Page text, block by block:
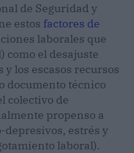
de Seguridad y
estos factores de
laborales que
como el desajuste
los escasos recursos
documento técnico
colectivo de
propenso a
estrés y
laboral).